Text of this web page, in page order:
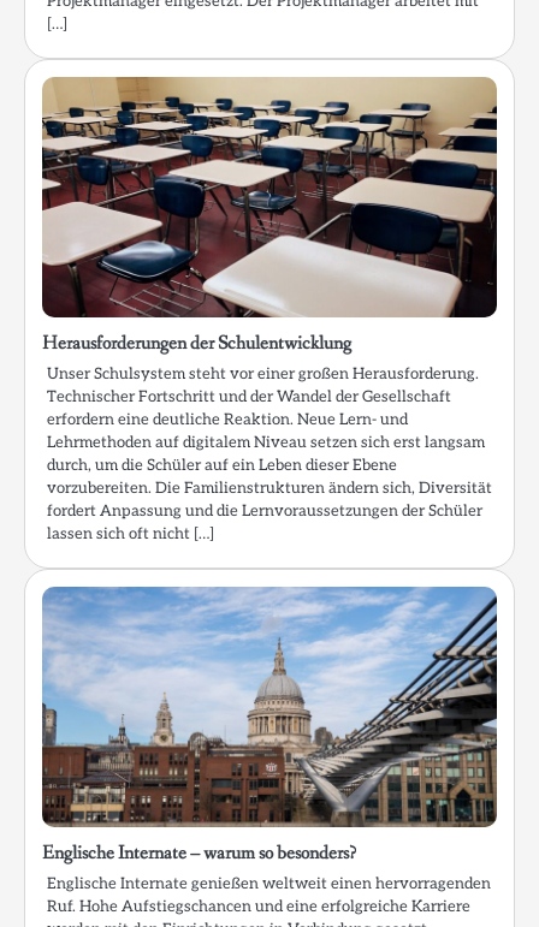
[…]
Herausforderungen der Schulentwicklung
Unser Schulsystem steht vor einer großen Herausforderung.
Technischer Fortschritt und der Wandel der Gesellschaft
erfordern eine deutliche Reaktion. Neue Lern- und
Lehrmethoden auf digitalem Niveau setzen sich erst langsam
durch, um die Schüler auf ein Leben dieser Ebene
vorzubereiten. Die Familienstrukturen ändern sich, Diversität
fordert Anpassung und die Lernvoraussetzungen der Schüler
lassen sich oft nicht […]
Englische Internate – warum so besonders?
Englische Internate genießen weltweit einen hervorragenden
Ruf. Hohe Aufstiegschancen und eine erfolgreiche Karriere